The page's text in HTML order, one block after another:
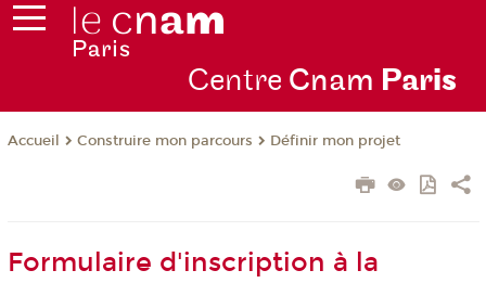
Centre Cnam Paris
Accueil Construire mon parcours Définir mon projet
Formulaire d'inscription à la